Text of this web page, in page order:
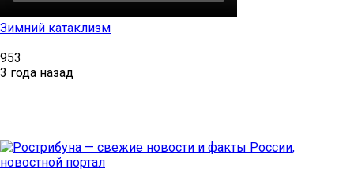
Зимний катаклизм
953
3 года назад